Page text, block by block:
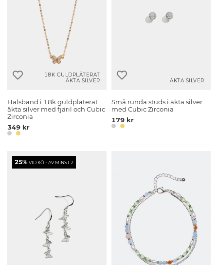
18K GULDPLÄTERAT
ÄKTA SILVER
Halsband i 18k guldpläterat
äkta silver med fjäril och Cubic
Zirconia
349 kr
ÄKTA SILVER
Små runda studs i äkta silver
med Cubic Zirconia
179 kr
25%VID KÖP AV MINST 2